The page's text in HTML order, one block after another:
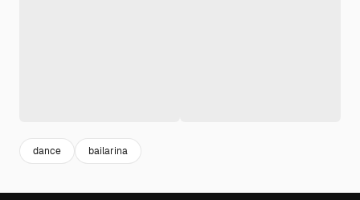
dance bailarina